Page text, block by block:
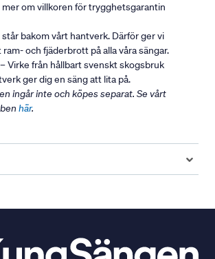
mer om villkoren för trygghetsgarantin
står bakom vårt hantverk. Därför ger vi
och fjäderbrott på alla våra sängar.
Virke från hållbart svenskt skogsbruk
ger dig en säng att lita på.
ingår inte och köpes separat. Se vårt
här.